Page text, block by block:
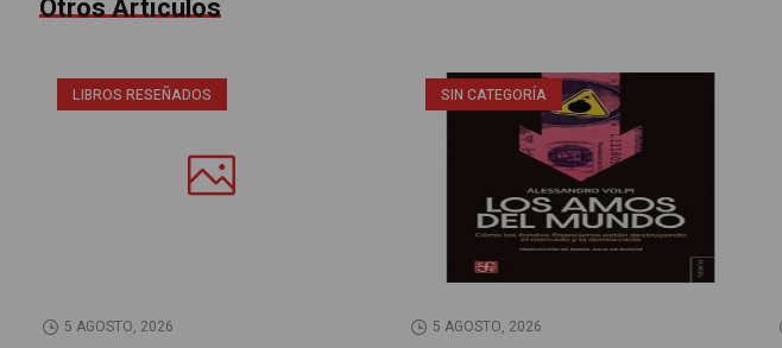
Otros Artículos
LIBROS RESEÑADOS
5 AGOSTO, 2026
SIN CATEGORÍA
5 AGOSTO, 2026